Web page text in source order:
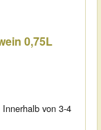
0,75L
Innerhalb von 3-4